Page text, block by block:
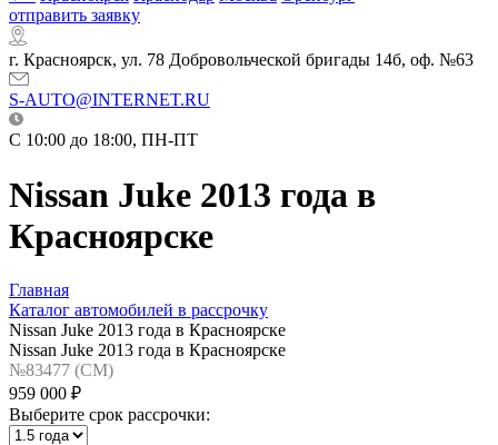
отправить заявку
г. Красноярск, ул. 78 Добровольческой бригады 14б, оф. №63
S-AUTO@INTERNET.RU
C 10:00 до 18:00, ПН-ПТ
Nissan Juke 2013 года в
Красноярске
Главная
Каталог автомобилей в рассрочку
Nissan Juke 2013 года в Красноярске
Nissan Juke 2013 года в Красноярске
№83477 (CM)
959 000 ₽
Выберите срок рассрочки: